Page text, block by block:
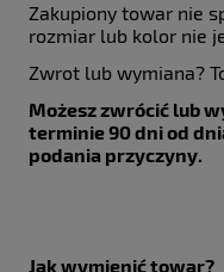
Zakupiony towar nie
rozmiar lub kolor nie
Zwrot lub wymiana?
Możesz zwrócić lub
terminie 90 dni od
podania przyczyny.
Jak wymienić towar?